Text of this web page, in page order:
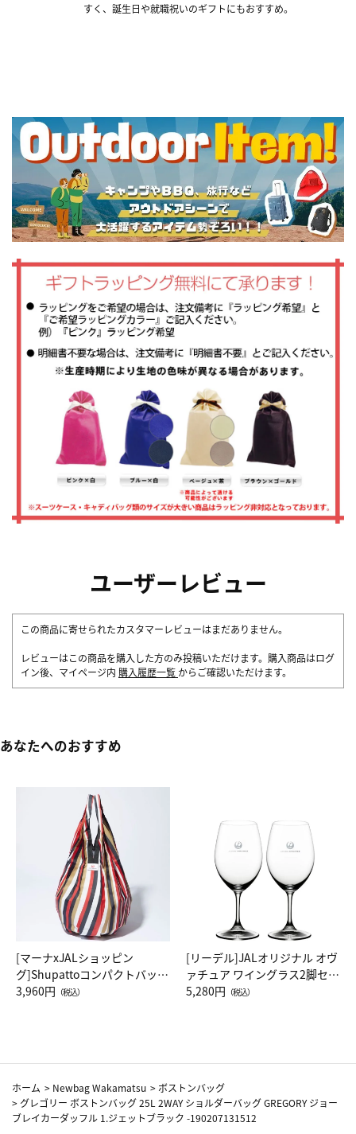
すく、誕生日や就職祝いのギフトにもおすすめ。
ユーザーレビュー
この商品に寄せられたカスタマーレビューはまだありません。
レビューはこの商品を購入した方のみ投稿いただけます。購入商品はログ
イン後、マイページ内 購入履歴一覧 からご確認いただけます。
あなたへのおすすめ
[マーナxJALショッピン
グ]Shupattoコンパクトバッグ
Drop JAL客室乗務員（LC）ス
3,960円 （税込）
[リーデル]JALオリジナル オヴ
ァチュア ワイングラス2脚セッ
ト（レッドワイン）
5,280円 （税込）
ホーム > Newbag Wakamatsu > ボストンバッグ
> グレゴリー ボストンバッグ 25L 2WAY ショルダーバッグ GREGORY ジョー
ブレイカーダッフル 1.ジェットブラック -190207131512